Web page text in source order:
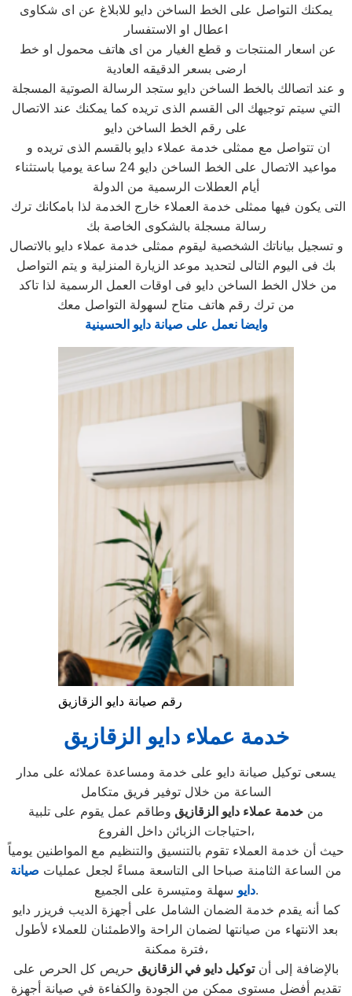
يمكنك التواصل على الخط الساخن دايو للابلاغ عن اى شكاوى
اعطال او الاستفسار
ارضى بسعر الدقيقه العادية
التي سيتم توجيهك الى القسم الذى تريده كما يمكنك عند الاتصال
على رقم الخط الساخن دايو
مواعيد الاتصال على الخط الساخن دايو 24 ساعة يوميا باستثناء
أيام العطلات الرسمية من الدولة
رسالة مسجلة بالشكوى الخاصة بك
و تسجيل بياناتك الشخصية ليقوم ممثلى خدمة عملاء دايو بالاتصال
بك فى اليوم التالى لتحديد موعد الزيارة المنزلية و يتم التواصل
من ترك رقم هاتف متاح لسهولة التواصل معك
وايضا نعمل على صيانة دايو الحسينية
رقم صيانة دايو الزقازيق
خدمة عملاء دايو الزقازيق
يسعى توكيل صيانة دايو على خدمة ومساعدة عملائه على مدار
الساعة من خلال توفير فريق متكامل
من خدمة عملاء دايو الزقازيق وطاقم عمل يقوم على تلبية
احتياجات الزبائن داخل الفروع،
حيث أن خدمة العملاء تقوم بالتنسيق والتنظيم مع المواطنين يومياً
من الساعة الثامنة صباحا الى التاسعة مساءً لجعل عمليات صيانة
دايوسهلة ومتيسرة على الجميع.
كما أنه يقدم خدمة الضمان الشامل على أجهزة الديب فريزر دايو
بعد الانتهاء من صيانتها لضمان الراحة والاطمئنان للعملاء لأطول
فترة ممكنة،
بالإضافة إلى أنتوكيل دايو في الزقازيق حريص كل الحرص على
تقديم أفضل مستوى ممكن من الجودة والكفاءة في صيانة أجهزة